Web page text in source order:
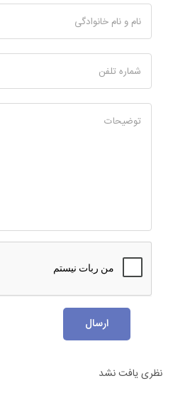
نام و نام خانوادگی
شماره تلفن
توضیحات
ارسال
نظری یافت نشد